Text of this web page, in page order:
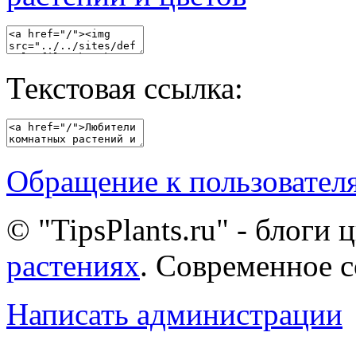
Текстовая ссылка:
Обращение к
© "TipsPlants.ru" - блоги
растениях. Современное
Написать администрации